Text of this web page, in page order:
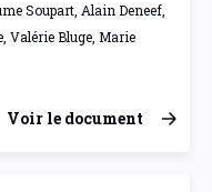
Soupart, Alain Deneef,
Valérie Bluge, Marie
Voir le document